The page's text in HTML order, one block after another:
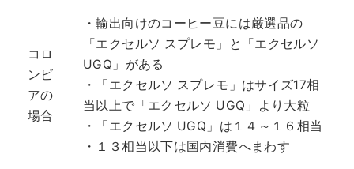
コロ
ンビ
アの
場合
・輸出向けのコーヒー豆には厳選品の
「エクセルソ スプレモ」と「エクセルソ
UGQ」がある
・「エクセルソ スプレモ」はサイズ17相
当以上で「エクセルソ UGQ」より大粒
・「エクセルソ UGQ」は１４～１６相当
・１３相当以下は国内消費へまわす